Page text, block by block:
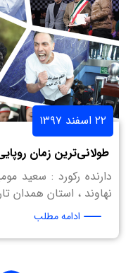
۲۲ اسفند ۱۳۹۷
طولانی‌ترین زمان
نهاوند ، استان همدان
ادامه مطلب